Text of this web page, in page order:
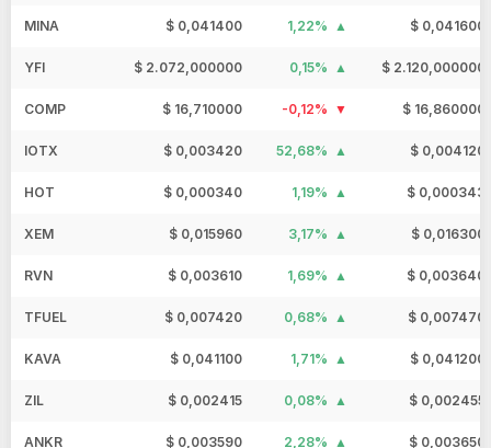
MINA $ 0,041400 1,22% $ 0,041600
YFI $ 2.072,000000 0,15% $ 2.120,000000
COMP $ 16,710000 -0,12% $ 16,860000
IOTX $ 0,003420 52,68% $ 0,004120
HOT $ 0,000340 1,19% $ 0,000343
XEM $ 0,015960 3,17% $ 0,016300
RVN $ 0,003610 1,69% $ 0,003640
TFUEL $ 0,007420 0,68% $ 0,007470
KAVA $ 0,041100 1,71% $ 0,041200
ZIL $ 0,002415 0,08% $ 0,002455
ANKR $ 0,003590 2,28% $ 0,003650